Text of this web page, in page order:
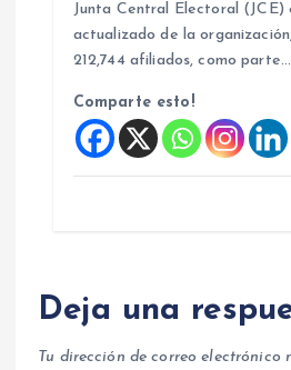
Junta Central Electoral (JCE)
actualizado de la
212,744 afiliados, como parte…
Comparte esto!
Deja una
Tu dirección de correo electrónico